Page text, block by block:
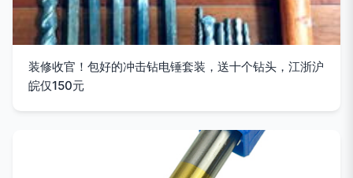
装修收官！包好的冲击钻电锤套装，送十个钻头，江浙沪
皖仅150元